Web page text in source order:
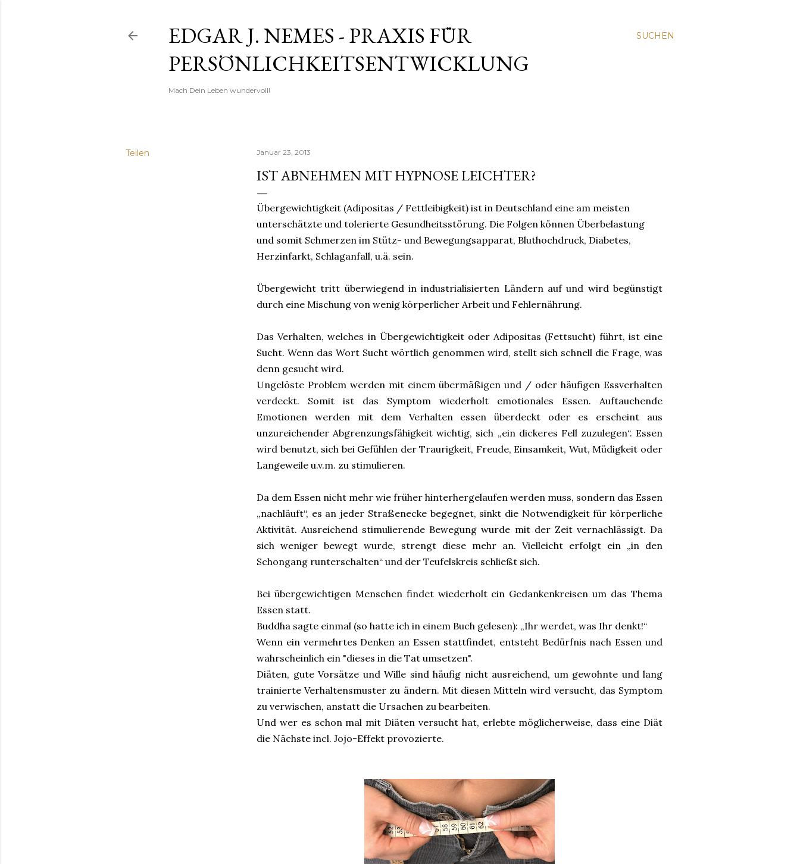
SUCHEN
EDGAR J. NEMES - PRAXIS FÜR
PERSÖNLICHKEITSENTWICKLUNG
Mach Dein Leben wundervoll!
Teilen Januar 23, 2013
IST ABNEHMEN MIT HYPNOSE LEICHTER?
Übergewichtigkeit (Adipositas / Fettleibigkeit) ist in Deutschland eine am meisten
unterschätzte und tolerierte Gesundheitsstörung. Die Folgen können Überbelastung
und somit Schmerzen im Stütz- und Bewegungsapparat, Bluthochdruck, Diabetes,
Herzinfarkt, Schlaganfall, u.ä. sein.
Übergewicht tritt überwiegend in industrialisierten Ländern auf und wird begünstigt
durch eine Mischung von wenig körperlicher Arbeit und Fehlernährung.
Das Verhalten, welches in Übergewichtigkeit oder Adipositas (Fettsucht) führt, ist eine
Sucht. Wenn das Wort Sucht wörtlich genommen wird, stellt sich schnell die Frage, was
denn gesucht wird.
Ungelöste Problem werden mit einem übermäßigen und / oder häufigen Essverhalten
verdeckt. Somit ist das Symptom wiederholt emotionales Essen. Auftauchende
Emotionen werden mit dem Verhalten essen überdeckt oder es erscheint aus
unzureichender Abgrenzungsfähigkeit wichtig, sich „ein dickeres Fell zuzulegen“. Essen
wird benutzt, sich bei Gefühlen der Traurigkeit, Freude, Einsamkeit, Wut, Müdigkeit oder
Langeweile u.v.m. zu stimulieren.
Da dem Essen nicht mehr wie früher hinterhergelaufen werden muss, sondern das Essen
„nachläuft“, es an jeder Straßenecke begegnet, sinkt die Notwendigkeit für körperliche
Aktivität. Ausreichend stimulierende Bewegung wurde mit der Zeit vernachlässigt. Da
sich weniger bewegt wurde, strengt diese mehr an. Vielleicht erfolgt ein „in den
Schongang runterschalten“ und der Teufelskreis schließt sich.
Bei übergewichtigen Menschen findet wiederholt ein Gedankenkreisen um das Thema
Essen statt.
Buddha sagte einmal (so hatte ich in einem Buch gelesen): „Ihr werdet, was Ihr denkt!“
Wenn ein vermehrtes Denken an Essen stattfindet, entsteht Bedürfnis nach Essen und
wahrscheinlich ein "dieses in die Tat umsetzen".
Diäten, gute Vorsätze und Wille sind häufig nicht ausreichend, um gewohnte und lang
trainierte Verhaltensmuster zu ändern. Mit diesen Mitteln wird versucht, das Symptom
zu verwischen, anstatt die Ursachen zu bearbeiten.
Und wer es schon mal mit Diäten versucht hat, erlebte möglicherweise, dass eine Diät
die Nächste incl. Jojo-Effekt provozierte.